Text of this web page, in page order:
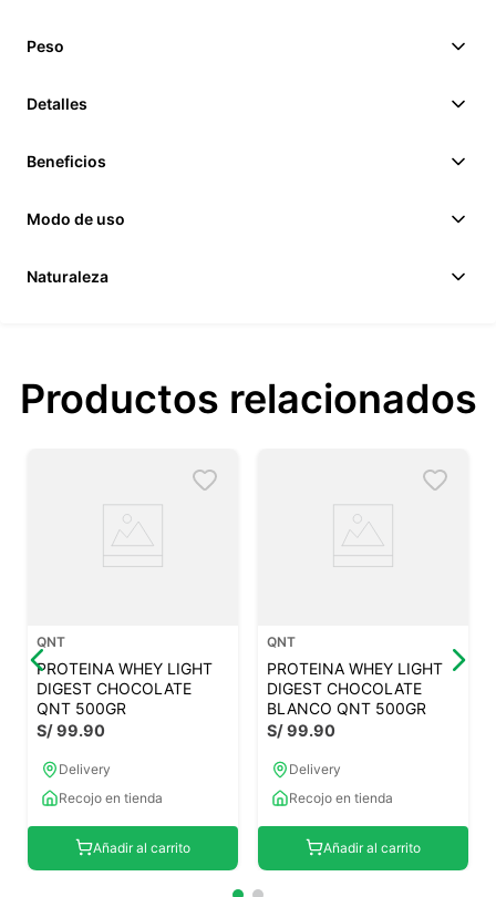
Peso
Detalles
Beneficios
Modo de uso
Naturaleza
Productos relacionados
QNT
PROTEINA WHEY LIGHT
DIGEST CHOCOLATE
QNT 500GR
S/99.90
Delivery
Recojo en tienda
Añadir al carrito
QNT
PROTEINA WHEY LIGHT
DIGEST CHOCOLATE
BLANCO QNT 500GR
S/99.90
Delivery
Recojo en tienda
Añadir al carrito